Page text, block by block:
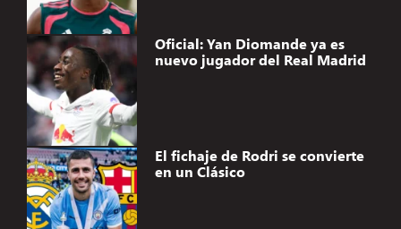
Oficial: Yan Diomande ya es
nuevo jugador del Real Madrid
El fichaje de Rodri se convierte
en un Clásico